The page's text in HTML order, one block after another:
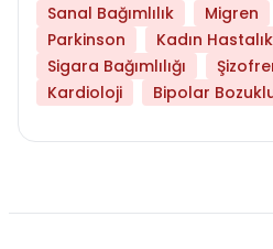
Sanal Bağımlılık
Migren
Parkinson
Kadın
Sigara Bağımlılığı
Kardioloji
Bipolar